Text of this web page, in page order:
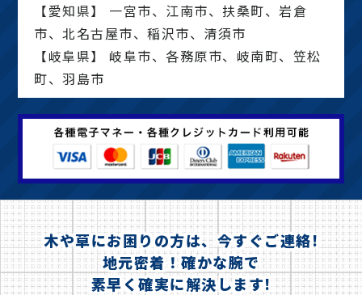
【愛知県】 一宮市、江南市、扶桑町、岩倉
市、北名古屋市、稲沢市、清須市
【岐阜県】 岐阜市、各務原市、岐南町、笠松
町、羽島市
木や草にお困りの方は、今すぐご連絡!
地元密着！確かな腕で
素早く確実に解決します!